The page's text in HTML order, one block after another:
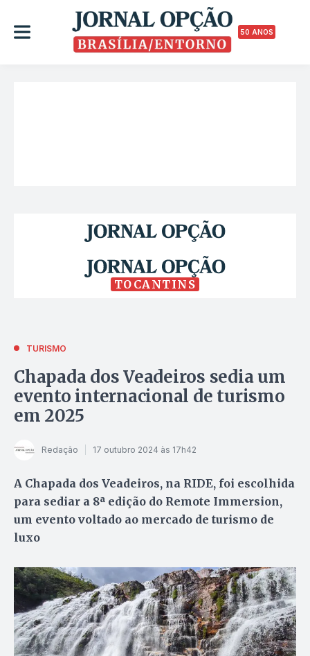
50 ANOS
TOCANTINS
TURISMO
Chapada dos Veadeiros sedia um
evento internacional de turismo
em 2025
Redação 17 outubro 2024 às 17h42
A Chapada dos Veadeiros, na RIDE, foi escolhida
para sediar a 8ª edição do Remote Immersion,
um evento voltado ao mercado de turismo de
luxo